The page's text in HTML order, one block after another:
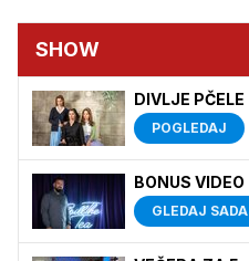
SHOW
DIVLJE PČELE
POGLEDAJ
BONUS VIDEO
GLEDAJ SADA